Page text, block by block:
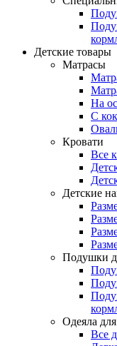
Детские товары
Матрасы
На
С
Кровати
Все
Детские
Подушки
Одеяла
Все